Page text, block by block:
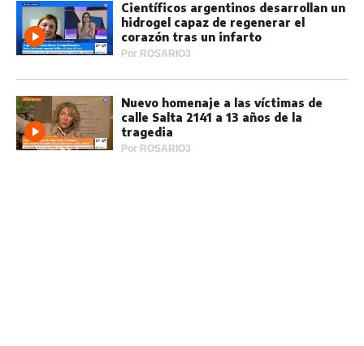
Científicos argentinos desarrollan un
hidrogel capaz de regenerar el
corazón tras un infarto
Por ROSARIO3
Nuevo homenaje a las víctimas de
calle Salta 2141 a 13 años de la
tragedia
Por ROSARIO3